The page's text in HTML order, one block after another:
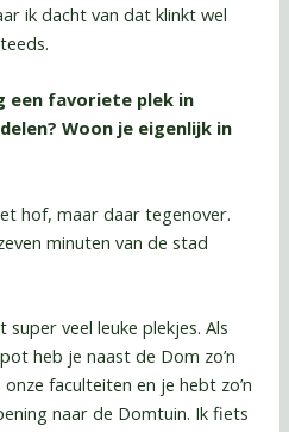
ik dacht van dat klinkt wel
een favoriete plek in
Woon je eigenlijk in
hof, maar daar tegenover.
minuten van de stad
veel leuke plekjes. Als
heb je naast de Dom zo’n
faculteiten en je hebt zo’n
naar de Domtuin. Ik fiets